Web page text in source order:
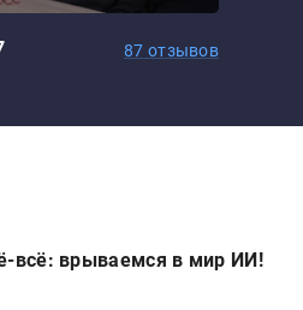
87 отзывов
всё: врываемся в мир ИИ!